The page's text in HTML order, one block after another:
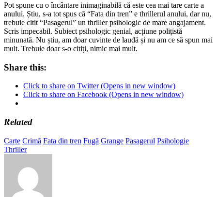
Pot spune cu o încântare inimaginabilă că este cea mai tare carte a
anului. Știu, s-a tot spus că “Fata din tren” e thrillerul anului, dar nu,
trebuie citit “Pasagerul” un thriller psihologic de mare angajament.
Scris impecabil. Subiect psihologic genial, acțiune polițistă
minunată. Nu știu, am doar cuvinte de laudă și nu am ce să spun mai
mult. Trebuie doar s-o citiți, nimic mai mult.
Share this:
Click to share on Twitter (Opens in new window)
Click to share on Facebook (Opens in new window)
Related
Carte Crimă Fata din tren Fugă Grange Pasagerul Psihologie
Thriller